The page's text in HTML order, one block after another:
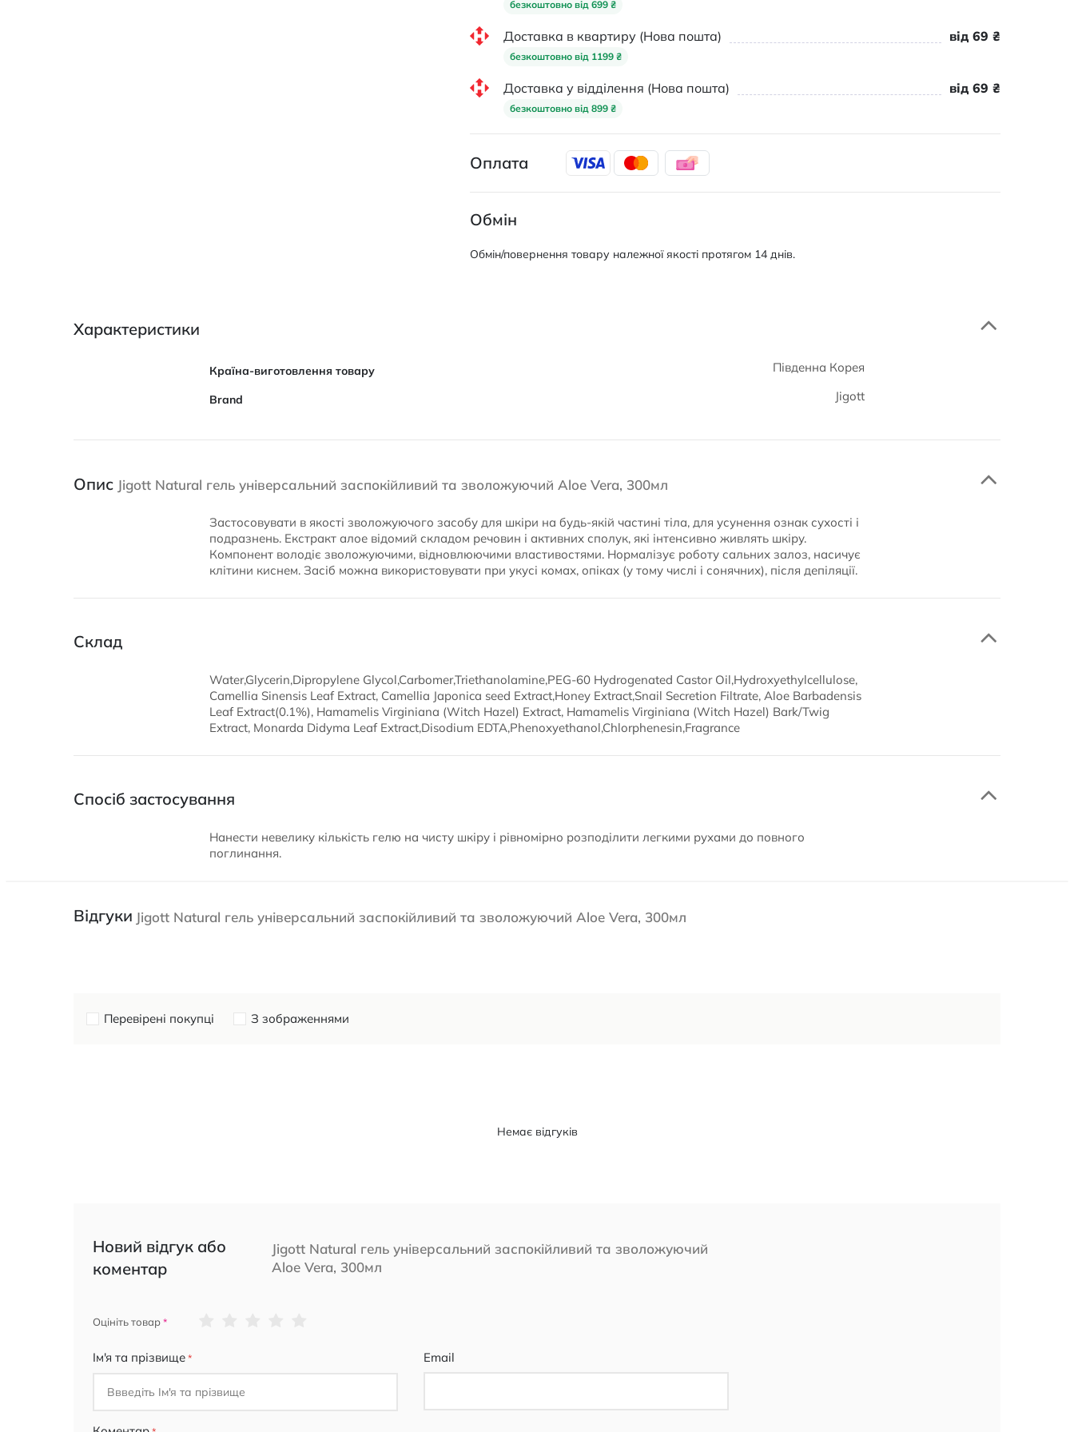
безкоштовно від 699 ₴
Доставка в квартиру (Нова пошта)
безкоштовно від 1199 ₴
від 69 ₴
Доставка у відділення (Нова пошта)
безкоштовно від 899 ₴
від 69 ₴
Оплата
Обмін
Обмін/повернення товару належної якості протягом 14 днів.
Характеристики
Характеристики
Країна-виготовлення товару Південна Корея
Brand Jigott
Опис Jigott Natural гель універсальний заспокійливий та зволожуючий Aloe Vera, 300мл
Застосовувати в якості зволожуючого засобу для шкіри на будь-якій частині тіла, для усунення ознак сухості і
подразнень. Екстракт алое відомий складом речовин і активних сполук, які інтенсивно живлять шкіру.
Компонент володіє зволожуючими, відновлюючими властивостями. Нормалізує роботу сальних залоз, насичує
клітини киснем. Засіб можна використовувати при укусі комах, опіках (у тому числі і сонячних), після депіляції.
Склад
Water,Glycerin,Dipropylene Glycol,Carbomer,Triethanolamine,PEG-60 Hydrogenated Castor Oil,Hydroxyethylcellulose,
Camellia Sinensis Leaf Extract, Camellia Japonica seed Extract,Honey Extract,Snail Secretion Filtrate, Aloe Barbadensis
Leaf Extract(0.1%), Hamamelis Virginiana (Witch Hazel) Extract, Hamamelis Virginiana (Witch Hazel) Bark/Twig
Extract, Monarda Didyma Leaf Extract,Disodium EDTA,Phenoxyethanol,Chlorphenesin,Fragrance
Спосіб застосування
Нанести невелику кількість гелю на чисту шкіру і рівномірно розподілити легкими рухами до повного
поглинання.
Відгуки Jigott Natural гель універсальний заспокійливий та зволожуючий Aloe Vera, 300мл
Перевірені покупці З зображеннями
Немає відгуків
Новий відгук або
коментар
Jigott Natural гель універсальний заспокійливий та зволожуючий
Aloe Vera, 300мл
Оцініть товар
Ім'я та прізвище Email